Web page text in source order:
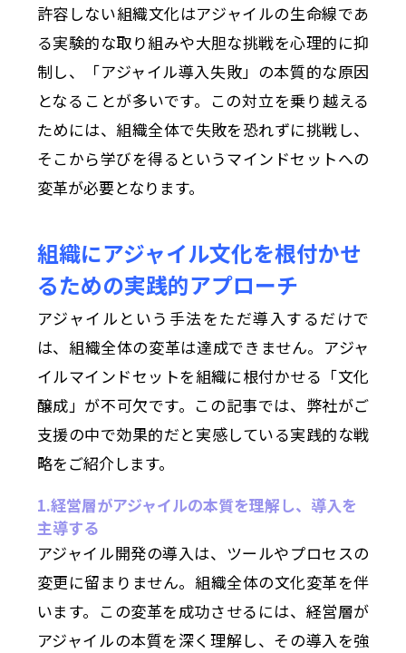
許容しない組織文化はアジャイルの生命線であ
る実験的な取り組みや大胆な挑戦を心理的に抑
制し、「アジャイル導入失敗」の本質的な原因
となることが多いです。この対立を乗り越える
ためには、組織全体で失敗を恐れずに挑戦し、
そこから学びを得るというマインドセットへの
変革が必要となります。
組織にアジャイル文化を根付かせ
るための実践的アプローチ
アジャイルという手法をただ導入するだけで
は、組織全体の変革は達成できません。アジャ
イルマインドセットを組織に根付かせる「文化
醸成」が不可欠です。この記事では、弊社がご
支援の中で効果的だと実感している実践的な戦
略をご紹介します。
1.経営層がアジャイルの本質を理解し、導入を
主導する
アジャイル開発の導入は、ツールやプロセスの
変更に留まりません。組織全体の文化変革を伴
います。この変革を成功させるには、経営層が
アジャイルの本質を深く理解し、その導入を強